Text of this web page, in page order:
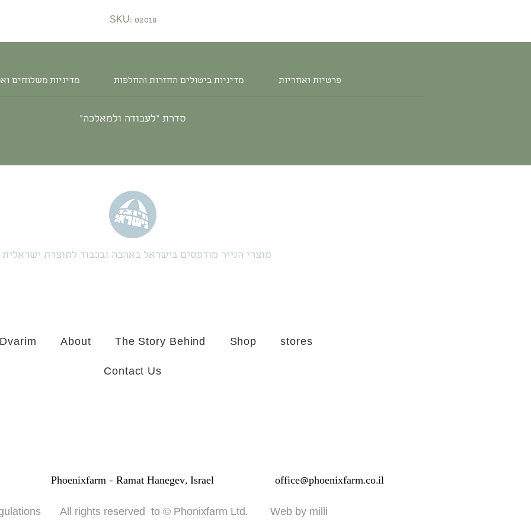
SKU: 02018
מדיניות משלוחים מדיניות ביטולים החזרות והחלפות פרטיות ואחריות
סדרת ״לעבודה ולמאלכה״
מוצרי הנייר מודפסים בישראל באהבה ובכבוד לתוצרת ישראלית
About The Story Behind Shop stores
Contact Us
Phoenixfarm - Ramat Hanegev, Israel office@phoenixfarm.co.il
All rights reserved to © Phonixfarm Ltd. Web by milli